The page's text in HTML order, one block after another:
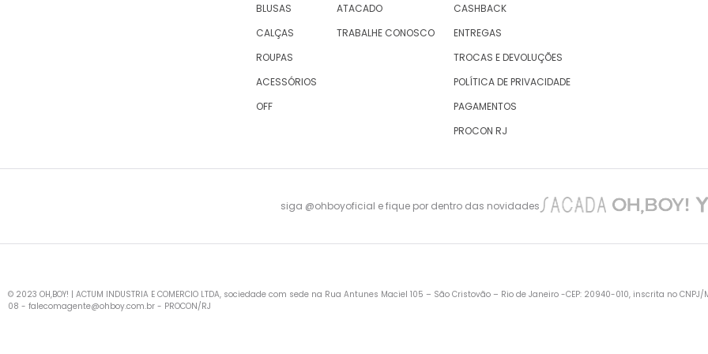
BLUSAS
CALÇAS
ROUPAS
ACESSÓRIOS
OFF
ATACADO
TRABALHE CONOSCO
CASHBACK
ENTREGAS
TROCAS E DEVOLUÇÕES
POLÍTICA DE PRIVACIDADE
PAGAMENTOS
PROCON RJ
siga @ohboyoficial e fique por dentro das novidades
© 2023 OH,BOY! | ACTUM INDUSTRIA E COMERCIO LTDA, sociedade com sede na Rua Antunes Maciel 105 – São Cristovão – Rio de Janeiro -CEP: 20940-010, inscrita no
08 - falecomagente@ohboy.com.br - PROCON/RJ